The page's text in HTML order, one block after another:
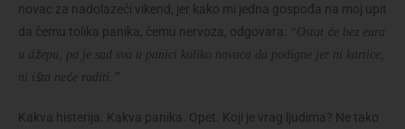
novac za nadolazeći vikend, jer kako mi jedna gospođa na moj upit
da čemu tolika panika, čemu nervoza, odgovara:
“Ostat će bez eura
u džepu, pa je sad sva u panici koliko novaca da podigne jer ni kartice,
ni išta neće raditi.”
Kakva histerija. Kakva panika. Opet. Koji je vrag ljudima? Ne tako